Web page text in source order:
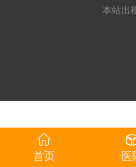
本站出
首页 医